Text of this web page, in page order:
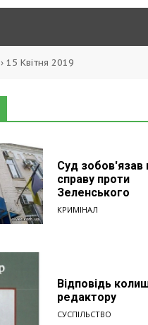
› 15 Квітня 2019
Суд зобов'язав
справу проти
Зеленського
КРИМІНАЛ
Відповідь
редактору
СУСПІЛЬСТВО